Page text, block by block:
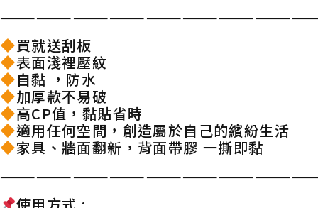
買就送刮板
表面淺裡壓紋
自黏 ，防水
加厚款不易破
高CP值，黏貼省時
適用任何空間，創造屬於自己的繽紛生活
家具、牆面翻新，背面帶膠 一撕即黏